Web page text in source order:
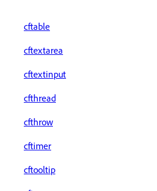
cftable
cftextarea
cftextinput
cfthread
cfthrow
cftimer
cftooltip